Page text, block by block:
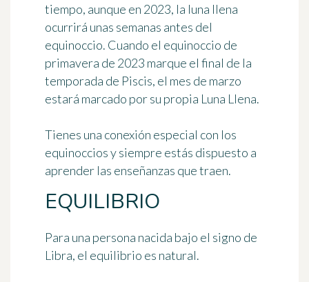
tiempo, aunque en 2023, la luna llena
ocurrirá unas semanas antes del
equinoccio. Cuando el equinoccio de
primavera de 2023 marque el final de la
temporada de Piscis, el mes de marzo
estará marcado por su propia Luna Llena.
Tienes una conexión especial con los
equinoccios y siempre estás dispuesto a
aprender las enseñanzas que traen.
EQUILIBRIO
Para una persona nacida bajo el signo de
Libra, el equilibrio es natural.